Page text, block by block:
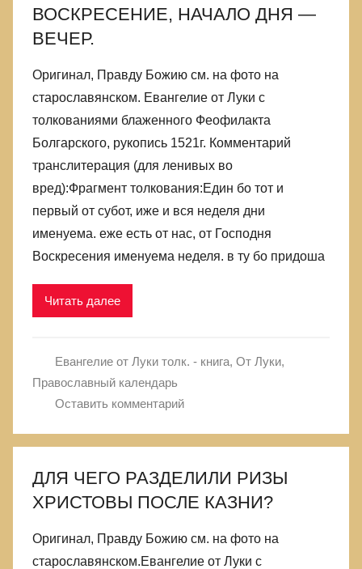
ВОСКРЕСЕНИЕ, НАЧАЛО ДНЯ —
ВЕЧЕР.
Оригинал, Правду Божию см. на фото на
старославянском. Евангелие от Луки с
толкованиями блаженного Феофилакта
Болгарского, рукопись 1521г. Комментарий
транслитерация (для ленивых во
вред):Фрагмент толкования:Един бо тот и
первый от субот, иже и вся неделя дни
именуема. еже есть от нас, от Господня
Воскресения именуема неделя. в ту бо придоша
Читать далее
Евангелие от Луки толк. - книга, От Луки,
Православный календарь
Оставить комментарий
ДЛЯ ЧЕГО РАЗДЕЛИЛИ РИЗЫ
ХРИСТОВЫ ПОСЛЕ КАЗНИ?
Оригинал, Правду Божию см. на фото на
старославянском.Евангелие от Луки с